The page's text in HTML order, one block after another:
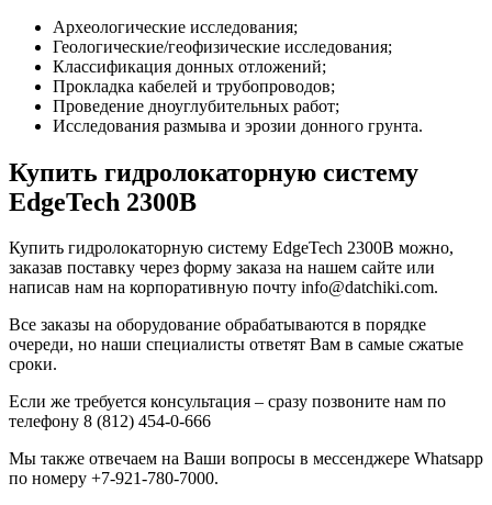
Археологические исследования;
Геологические/геофизические исследования;
Классификация донных отложений;
Прокладка кабелей и трубопроводов;
Проведение дноуглубительных работ;
Исследования размыва и эрозии донного грунта.
Купить гидролокаторную систему
EdgeTech 2300B
Купить гидролокаторную систему EdgeTech 2300B можно,
заказав поставку через форму заказа на нашем сайте или
написав нам на корпоративную почту info@datchiki.com.
Все заказы на оборудование обрабатываются в порядке
очереди, но наши специалисты ответят Вам в самые сжатые
сроки.
Если же требуется консультация – сразу позвоните нам по
телефону 8 (812) 454-0-666
Мы также отвечаем на Ваши вопросы в мессенджере Whatsapp
по номеру +7-921-780-7000.